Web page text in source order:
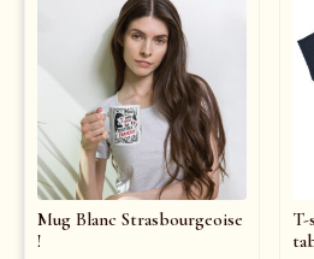
Mug Blanc Strasbourgeoise
!
T-